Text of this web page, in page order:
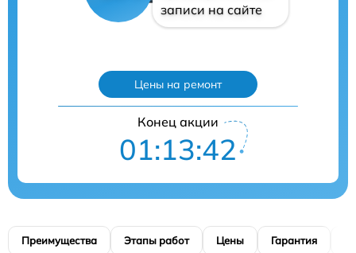
записи на сайте
Цены на ремонт
Конец акции
01:13:41
Преимущества Этапы работ Цены Гарантия